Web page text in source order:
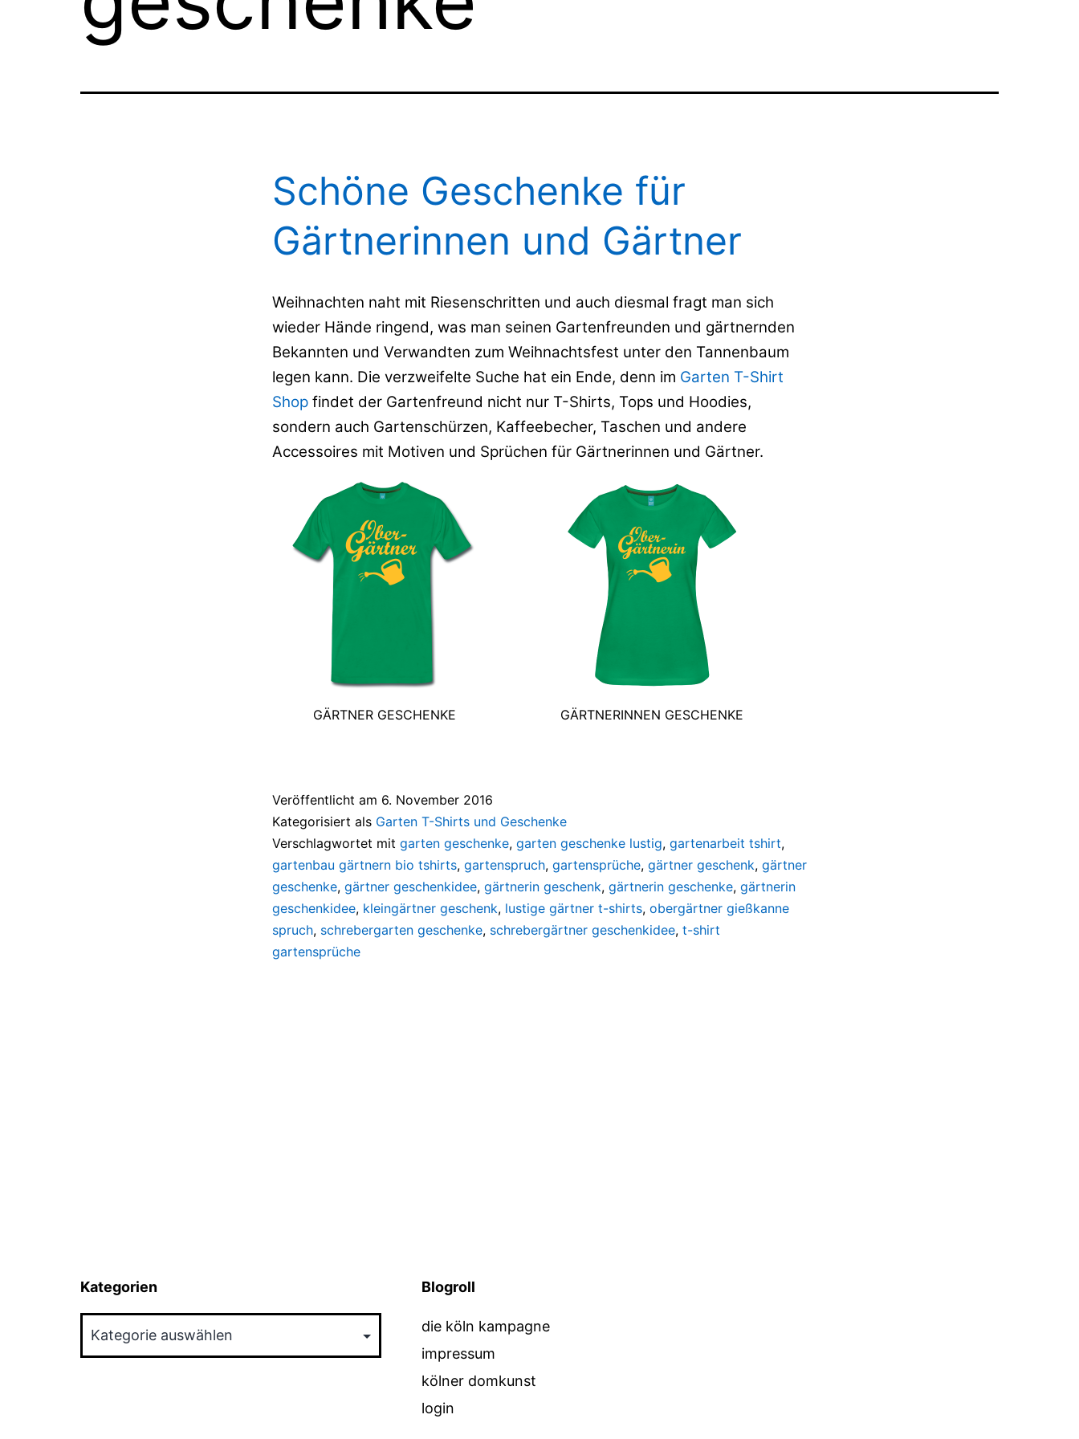
Schöne Geschenke für
Gärtnerinnen und Gärtner
Weihnachten naht mit Riesenschritten und auch diesmal fragt man sich
wieder Hände ringend, was man seinen Gartenfreunden und gärtnernden
Bekannten und Verwandten zum Weihnachtsfest unter den Tannenbaum
legen kann. Die verzweifelte Suche hat ein Ende, denn im Garten T-Shirt
Shop findet der Gartenfreund nicht nur T-Shirts, Tops und Hoodies,
sondern auch Gartenschürzen, Kaffeebecher, Taschen und andere
Accessoires mit Motiven und Sprüchen für Gärtnerinnen und Gärtner.
GÄRTNER GESCHENKE GÄRTNERINNEN GESCHENKE
Veröffentlicht am 6. November 2016
Kategorisiert als Garten T-Shirts und Geschenke
Verschlagwortet mit garten geschenke, garten geschenke lustig, gartenarbeit tshirt,
gartenbau gärtnern bio tshirts, gartenspruch, gartensprüche, gärtner geschenk, gärtner
geschenke, gärtner geschenkidee, gärtnerin geschenk, gärtnerin geschenke, gärtnerin
geschenkidee, kleingärtner geschenk, lustige gärtner t-shirts, obergärtner gießkanne
spruch, schrebergarten geschenke, schrebergärtner geschenkidee, t-shirt
gartensprüche
Kategorien Blogroll
die köln kampagne
impressum
kölner domkunst
login